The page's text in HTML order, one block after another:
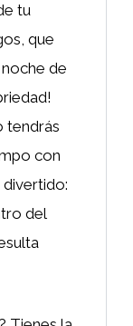
tu
que
de
tendrás
con
divertido:
del